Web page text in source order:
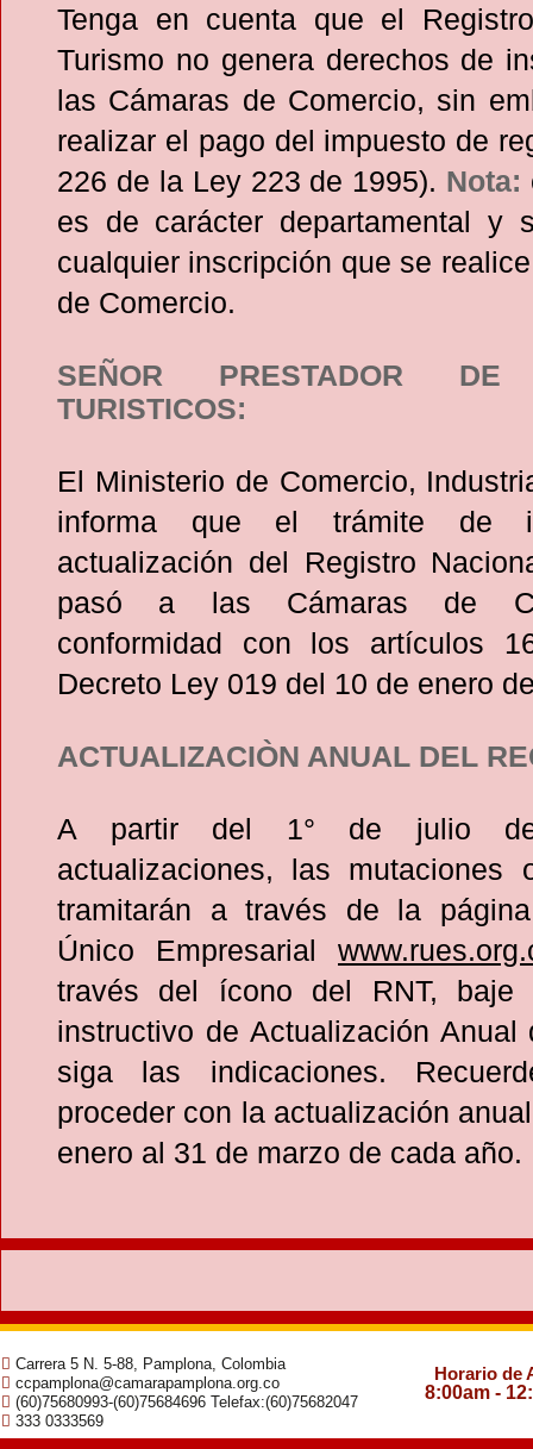
Tenga en cuenta que el
Turismo no genera derechos de
las Cámaras de Comercio, sin
realizar el pago del impuesto de
226 de la Ley 223 de 1995). Nota:
es de carácter departamental y
cualquier inscripción que se
de Comercio.
SEÑOR PRESTADOR DE
TURISTICOS:
El Ministerio de Comercio,
informa que el trámite de
actualización del Registro
pasó a las Cámaras de
conformidad con los artículos
Decreto Ley 019 del 10 de enero
ACTUALIZACIÒN ANUAL DEL
A partir del 1° de julio
actualizaciones, las mutaciones
tramitarán a través de la
Único Empresarial
través del ícono del RNT, baje
instructivo de Actualización Anual
siga las indicaciones.
proceder con la actualización
enero al 31 de marzo de cada año.
Carrera 5 N. 5-88, Pamplona, Colombia
ccpamplona@camarapamplona.org.co
(60)75680993-(60)75684696 Telefax:(60)75682047
333 0333569
Horario de
8:00am -